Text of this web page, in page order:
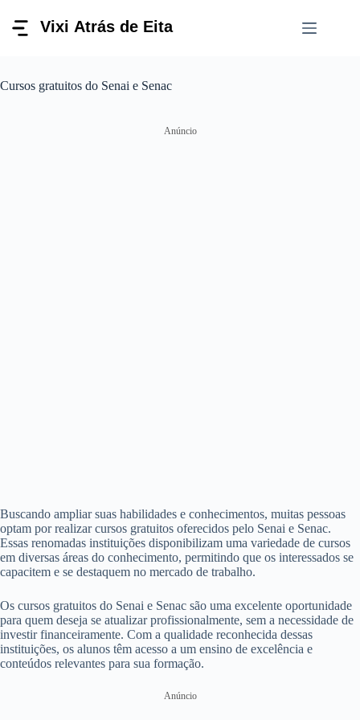
para
Cursos gratuitos do Senai e Senac
Anúncio
Buscando ampliar suas habilidades e conhecimentos, muitas pessoas
optam por realizar cursos gratuitos oferecidos pelo Senai e Senac.
Essas renomadas instituições disponibilizam uma variedade de cursos
em diversas áreas do conhecimento, permitindo que os interessados se
capacitem e se destaquem no mercado de trabalho.
Os cursos gratuitos do Senai e Senac são uma excelente oportunidade
para quem deseja se atualizar profissionalmente, sem a necessidade de
investir financeiramente. Com a qualidade reconhecida dessas
instituições, os alunos têm acesso a um ensino de excelência e
conteúdos relevantes para sua formação.
Anúncio